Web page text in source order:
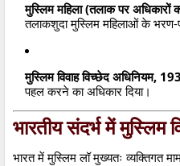
मुस्लिम महिला (तलाक पर
तलाकशुदा मुस्लिम महिलाओं के भरण-
मुस्लिम विवाह विच्छेद अधिनियम,
पहल करने का अधिकार दिया।
भारतीय संदर्भ में मुस्लिम
भारत में मुस्लिम लॉ मुख्यतः व्यक्तिगत